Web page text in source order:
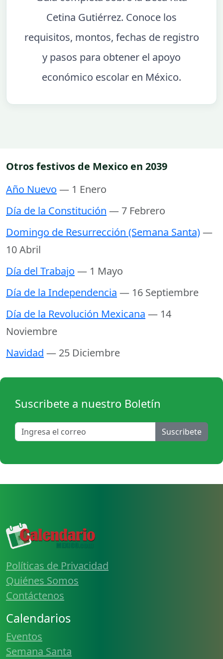
Cetina Gutiérrez. Conoce los
requisitos, montos, fechas de registro
y pasos para obtener el apoyo
económico escolar en México.
Otros festivos de Mexico en 2039
Año Nuevo — 1 Enero
Día de la Constitución — 7 Febrero
Domingo de Resurrección (Semana Santa)—
10 Abril
Día del Trabajo — 1 Mayo
Día de la Independencia — 16 Septiembre
Día de la Revolución Mexicana — 14
Noviembre
Navidad — 25 Diciembre
Suscribete a nuestro Boletín
Suscribete
Políticas de Privacidad
Quiénes Somos
Contáctenos
Calendarios
Eventos
Semana Santa